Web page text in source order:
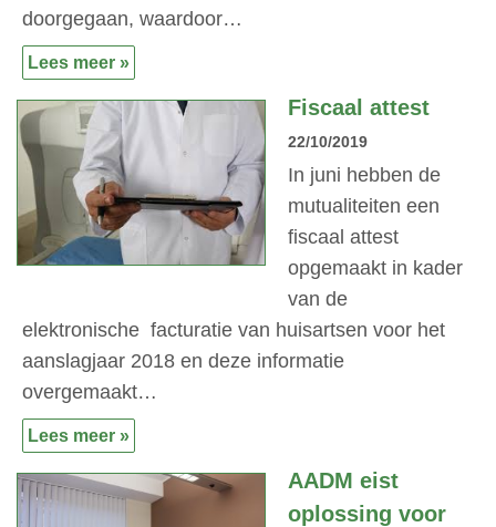
doorgegaan, waardoor…
Lees meer »
Fiscaal attest
22/10/2019
In juni hebben de
mutualiteiten een
fiscaal attest
opgemaakt in kader
van de
elektronische facturatie van huisartsen voor het
aanslagjaar 2018 en deze informatie
overgemaakt…
Lees meer »
AADM eist
oplossing voor